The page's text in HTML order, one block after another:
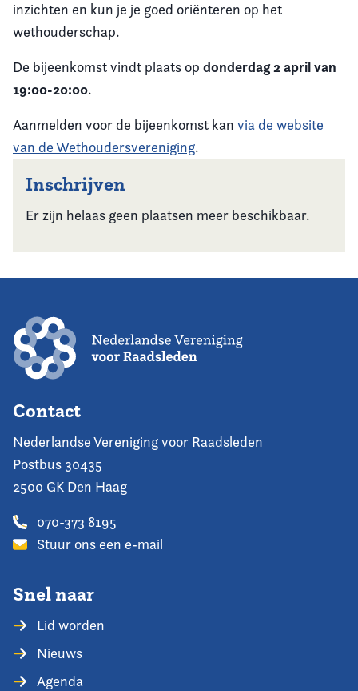
inzichten en kun je je goed oriënteren op het
wethouderschap.
De bijeenkomst vindt plaats op donderdag 2 april van
19:00-20:00.
Aanmelden voor de bijeenkomst kan via de website
van de Wethoudersvereniging.
Inschrijven
Er zijn helaas geen plaatsen meer beschikbaar.
Contact
Nederlandse Vereniging voor Raadsleden
Postbus 30435
2500 GK Den Haag
070-373 8195
Stuur ons een e-mail
Snel naar
Lid worden
Nieuws
Agenda